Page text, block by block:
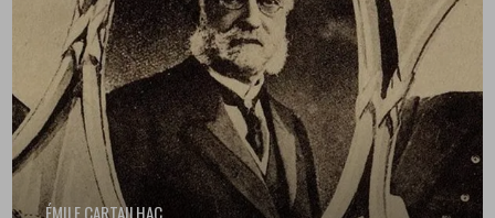
ÉMILE CARTAILHAC